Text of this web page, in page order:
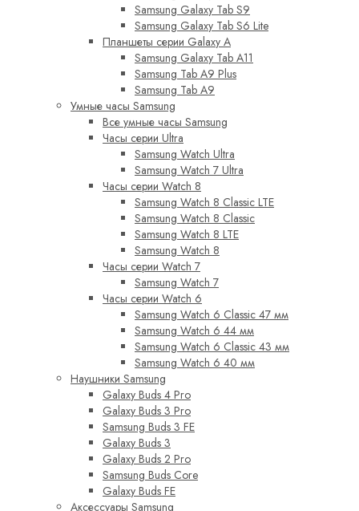
Samsung Galaxy Tab S9
Samsung Galaxy Tab S6 Lite
Планшеты серии Galaxy A
Samsung Galaxy Tab A11
Samsung Tab A9 Plus
Samsung Tab A9
Умные часы Samsung
Все умные часы Samsung
Часы серии Ultra
Samsung Watch Ultra
Samsung Watch 7 Ultra
Часы серии Watch 8
Samsung Watch 8 Classic LTE
Samsung Watch 8 Classic
Samsung Watch 8 LTE
Samsung Watch 8
Часы серии Watch 7
Samsung Watch 7
Часы серии Watch 6
Samsung Watch 6 Classic 47 мм
Samsung Watch 6 44 мм
Samsung Watch 6 Classic 43 мм
Samsung Watch 6 40 мм
Наушники Samsung
Galaxy Buds 4 Pro
Galaxy Buds 3 Pro
Samsung Buds 3 FE
Galaxy Buds 3
Galaxy Buds 2 Pro
Samsung Buds Core
Galaxy Buds FE
Аксессуары Samsung